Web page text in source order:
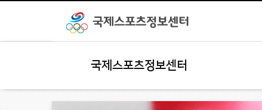
국제스포츠정보센터